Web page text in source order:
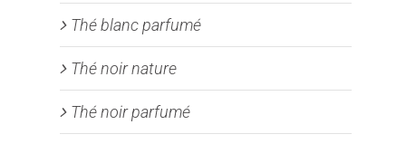
Thé blanc parfumé
Thé noir nature
Thé noir parfumé